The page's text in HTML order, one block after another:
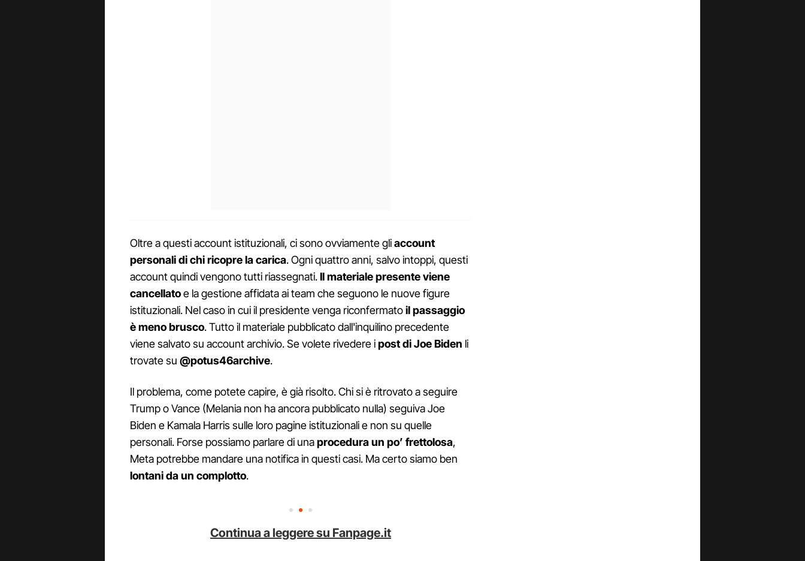
Oltre a questi account istituzionali, ci sono ovviamente gliaccount
personali di chi ricopre la carica. Ogni quattro anni, salvo intoppi, questi
account quindi vengono tutti riassegnati.Il materiale presente viene
cancellatoe la gestione affidata ai team che seguono le nuove figure
istituzionali. Nel caso in cui il presidente venga riconfermatoil passaggio
è meno brusco. Tutto il materiale pubblicato dall'inquilino precedente
viene salvato su account archivio. Se volete rivedere ipost di Joe Biden li
trovate su @potus46archive.
Il problema, come potete capire, è già risolto. Chi si è ritrovato a seguire
Trump o Vance (Melania non ha ancora pubblicato nulla) seguiva Joe
Biden e Kamala Harris sulle loro pagine istituzionali e non su quelle
personali. Forse possiamo parlare di unaprocedura un po’ frettolosa,
Meta potrebbe mandare una notifica in questi casi. Ma certo siamo ben
lontani da un complotto.
Continua a leggere su Fanpage.it